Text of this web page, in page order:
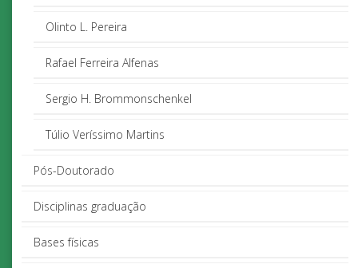
Olinto L. Pereira
Rafael Ferreira Alfenas
Sergio H. Brommonschenkel
Túlio Veríssimo Martins
Pós-Doutorado
Disciplinas graduação
Bases físicas